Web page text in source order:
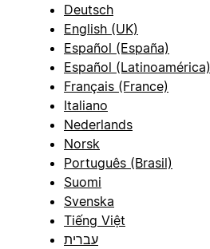
Deutsch
English (UK)
Español (España)
Español (Latinoamérica)
Français (France)
Italiano
Nederlands
Norsk
Português (Brasil)
Suomi
Svenska
Tiếng Việt
עברית